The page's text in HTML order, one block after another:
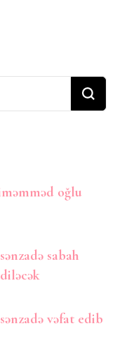
oğlu
sabah
vəfat edib